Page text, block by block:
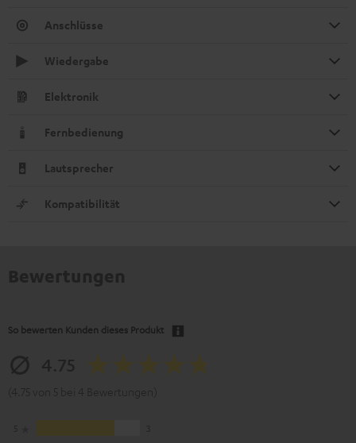
Anschlüsse
Wiedergabe
Elektronik
Fernbedienung
Lautsprecher
Kompatibilität
So bewerten Kunden dieses Produkt